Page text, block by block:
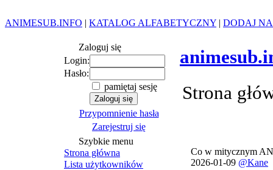
ANIMESUB.INFO | KATALOG ALFABETYCZNY | DODAJ
Zaloguj się
Login:
Hasło:
pamiętaj sesję
Przypomnienie hasła
Zarejestruj się
Szybkie menu
Strona główna
Lista użytkowników
Strona
Co w mitycznym
2026-01-09 @Kane